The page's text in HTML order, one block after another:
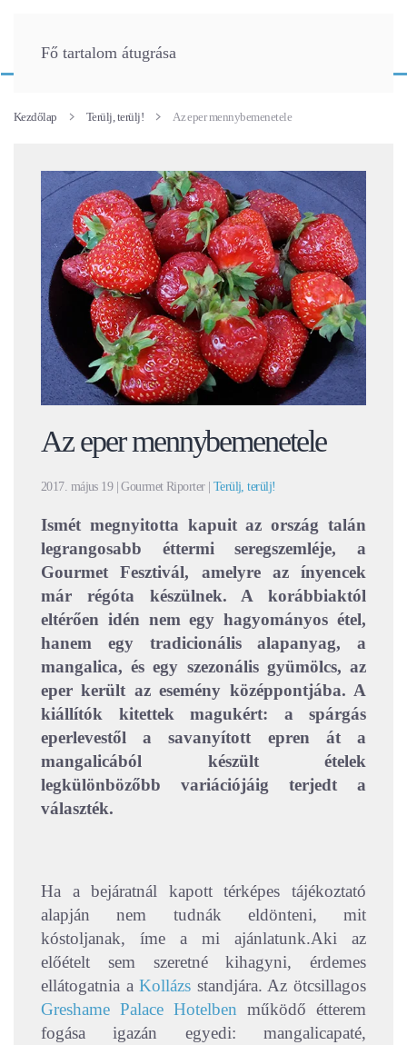
Fő tartalom átugrása
Kezdőlap Terülj, terülj! Az eper mennybemenetele
Az eper mennybemenetele
2017. május 19| Gourmet Riporter | Terülj, terülj!
Ismét megnyitotta kapuit az ország talán
legrangosabb éttermi seregszemléje, a
Gourmet Fesztivál, amelyre az ínyencek
már régóta készülnek. A korábbiaktól
eltérően idén nem egy hagyományos étel,
hanem egy tradicionális alapanyag, a
mangalica, és egy szezonális gyümölcs, az
eper került az esemény középpontjába. A
kiállítók kitettek magukért: a spárgás
eperlevestől a savanyított epren át a
mangalicából készült ételek
legkülönbözőbb variációjáig terjedt a
választék.
Ha a bejáratnál kapott térképes tájékoztató
alapján nem tudnák eldönteni, mit
kóstoljanak, íme a mi ajánlatunk.Aki az
előételt sem szeretné kihagyni, érdemes
ellátogatnia aKollázs standjára. Az ötcsillagos
Greshame Palace Hotelben működő étterem
fogása igazán egyedi: mangalicapaté,